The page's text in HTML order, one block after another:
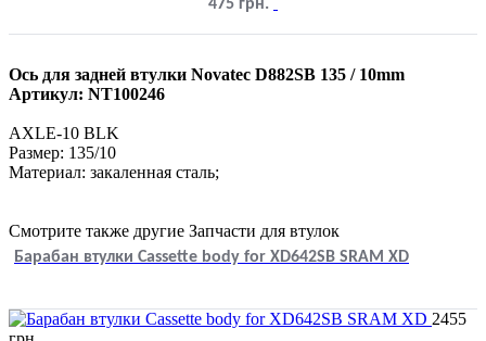
475 грн.
Ось для задней втулки Novatec D882SB 135 / 10mm
Артикул: NT100246
AXLE-10 BLK
Размер: 135/10
Материал: закаленная сталь;
Смотрите также другие Запчасти для втулок
Барабан втулки Cassette body for XD642SB SRAM XD
2455